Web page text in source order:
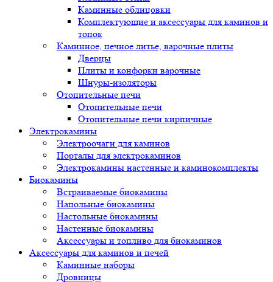
Каминные облицовки
Комплектующие и аксессуары для каминов и
топок
Каминное, печное литье, варочные плиты
Дверцы
Плиты и конфорки варочные
Шнуры-изоляторы
Отопительные печи
Отопительные печи
Отопительные печи кирпичные
Электрокамины
Электроочаги для каминов
Порталы для электрокаминов
Электрокамины настенные и каминокомплекты
Биокамины
Встраиваемые биокамины
Напольные биокамины
Настольные биокамины
Настенные биокамины
Аксессуары и топливо для биокаминов
Аксессуары для каминов и печей
Каминные наборы
Дровницы